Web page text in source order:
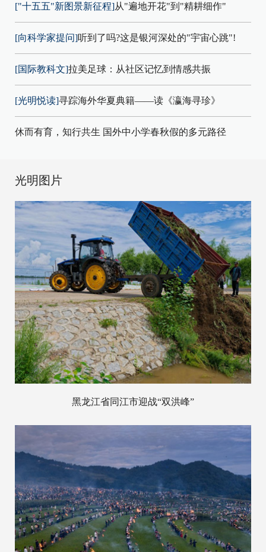
["十五五"新图景新征程]从"遍地开花"到"精耕细作"
[向科学家提问]听到了吗?这是银河深处的"宇宙心跳"!
[国际教科文]拉美足球：从社区记忆到情感共振
[光明悦读]寻踪海外华夏典籍——读《瀛海寻珍》
休而有育，知行共生 国外中小学春秋假的多元路径
光明图片
黑龙江省同江市迎战“双洪峰”